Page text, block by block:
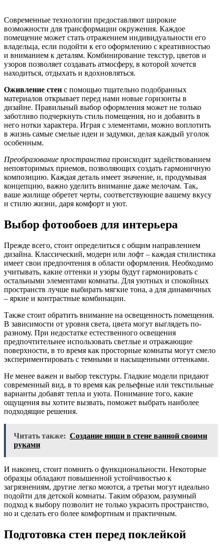
Современные технологии предоставляют широкие
возможности для трансформации окружения. Каждое
помещение может стать отражением индивидуальности его
владельца, если подойти к его оформлению с креативностью
и вниманием к деталям. Комбинирование текстур, цветов и
узоров позволяет создавать атмосферу, в которой хочется
находиться, отдыхать и вдохновляться.
Оживление стен с помощью тщательно подобранных
материалов открывает перед нами новые горизонты в
дизайне. Правильный выбор оформления может не только
заботливо подчеркнуть стиль помещения, но и добавить в
него нотки характера. Играя с элементами, можно воплотить
в жизнь самые смелые идеи и задумки, делая каждый уголок
особенным.
Преобразование пространства происходит задействованием
неповторимых приемов, позволяющих создать гармоничную
композицию. Каждая деталь имеет значение, и, продумывая
концепцию, важно уделить внимание даже мелочам. Так,
ваше жилище обретет черты, соответствующие вашему вкусу
и стилю жизни, даря комфорт и уют.
Выбор фотообоев для интерьера
Прежде всего, стоит определиться с общим направлением
дизайна. Классический, модерн или лофт – каждая стилистика
имеет свои предпочтения в области оформления. Необходимо
учитывать, какие оттенки и узоры будут гармонировать с
остальными элементами комнаты. Для уютных и спокойных
пространств лучше выбирать мягкие тона, а для динамичных
– яркие и контрастные комбинации.
Также стоит обратить внимание на освещенность помещения.
В зависимости от уровня света, цвета могут выглядеть по-
разному. При недостатке естественного освещения
предпочтительнее использовать светлые и отражающие
поверхности, в то время как просторные комнаты могут смело
экспериментировать с темными и насыщенными оттенками.
Не менее важен и выбор текстуры. Гладкие модели придают
современный вид, в то время как рельефные или текстильные
варианты добавят тепла и уюта. Понимание того, какие
ощущения вы хотите вызвать, поможет выбрать наиболее
подходящие решения.
Читать также: Создание ниши в стене ванной своими
руками
И наконец, стоит помнить о функциональности. Некоторые
образцы обладают повышенной устойчивостью к
загрязнениям, другие легко моются, а третьи могут идеально
подойти для детской комнаты. Таким образом, разумный
подход к выбору позволит не только украсить пространство,
но и сделать его более комфортным и практичным.
Подготовка стен перед поклейкой